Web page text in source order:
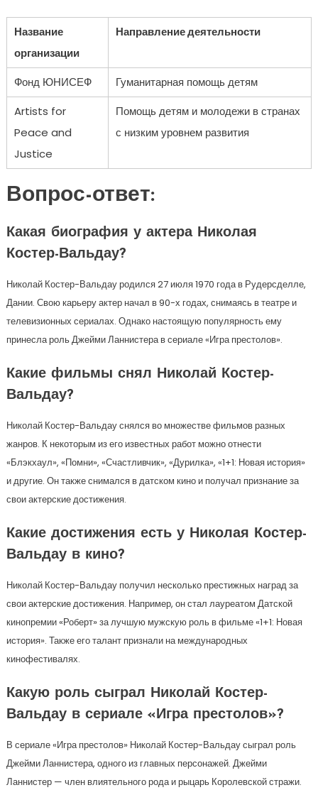
Название
организации
Направление деятельности
Фонд ЮНИСЕФ
Гуманитарная помощь детям
Artists for
Peace and
Justice
Помощь детям и молодежи в странах
с низким уровнем развития
Вопрос-ответ:
Какая биография у актера Николая
Костер-Вальдау?
Николай Костер-Вальдау родился 27 июля 1970 года в Рудерсделле,
Дании. Свою карьеру актер начал в 90-х годах, снимаясь в театре и
телевизионных сериалах. Однако настоящую популярность ему
принесла роль Джейми Ланнистера в сериале «Игра престолов».
Какие фильмы снял Николай Костер-
Вальдау?
Николай Костер-Вальдау снялся во множестве фильмов разных
жанров. К некоторым из его известных работ можно отнести
«Блэкхаул», «Помни», «Счастливчик», «Дурилка», «1+1: Новая история»
и другие. Он также снимался в датском кино и получал признание за
свои актерские достижения.
Какие достижения есть у Николая Костер-
Вальдау в кино?
Николай Костер-Вальдау получил несколько престижных наград за
свои актерские достижения. Например, он стал лауреатом Датской
кинопремии «Роберт» за лучшую мужскую роль в фильме «1+1: Новая
история». Также его талант признали на международных
кинофестивалях.
Какую роль сыграл Николай Костер-
Вальдау в сериале «Игра престолов»?
В сериале «Игра престолов» Николай Костер-Вальдау сыграл роль
Джейми Ланнистера, одного из главных персонажей. Джейми
Ланнистер — член влиятельного рода и рыцарь Королевской стражи.